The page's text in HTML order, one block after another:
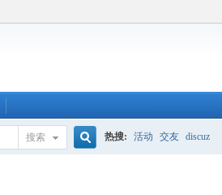
搜索 热搜: 活动 交友 discuz